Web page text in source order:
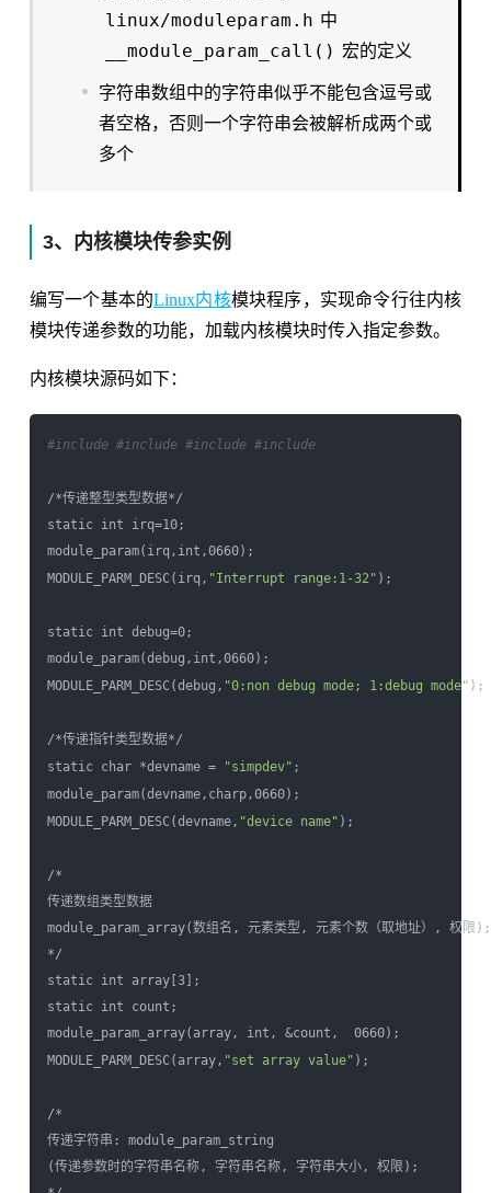
linux/moduleparam.h 中
__module_param_call() 宏的定义
字符串数组中的字符串似乎不能包含逗号或
者空格，否则一个字符串会被解析成两个或
多个
3、内核模块传参实例
编写一个基本的Linux内核模块程序，实现命令行往内核
模块传递参数的功能，加载内核模块时传入指定参数。
内核模块源码如下：
#include #include #include #include
/*传递整型类型数据*/
static int irq=10;
module_param(irq,int,0660);
MODULE_PARM_DESC(irq, "Interrupt range:1-32" );
static int debug=0;
module_param(debug,int,0660);
MODULE_PARM_DESC(debug, "0:non debug mode; 1:debug mode" );
/*传递指针类型数据*/
static char *devname =
"simpdev" ;
module_param(devname,charp,0660);
MODULE_PARM_DESC(devname, "device name" );
/*
传递数组类型数据
module_param_array(数组名, 元素类型, 元素个数（取地址）, 权限);
*/
static int array[3];
static int count;
module_param_array(array, int, &count,  0660);
MODULE_PARM_DESC(array, "set array value" );
/*
传递字符串: module_param_string
(传递参数时的字符串名称, 字符串名称, 字符串大小, 权限);